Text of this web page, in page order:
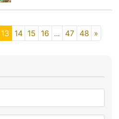
13 14 15 16 ... 47 48 »